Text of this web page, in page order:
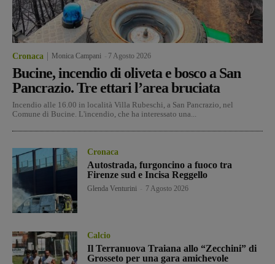
Cronaca Monica Campani 7 Agosto 2026
Bucine, incendio di oliveta e bosco a San
Pancrazio. Tre ettari l’area bruciata
Incendio alle 16.00 in località Villa Rubeschi, a San Pancrazio, nel
Comune di Bucine. L'incendio, che ha interessato una...
Cronaca
Autostrada, furgoncino a fuoco tra
Firenze sud e Incisa Reggello
Glenda Venturini 7 Agosto 2026
Calcio
Il Terranuova Traiana allo “Zecchini” di
Grosseto per una gara amichevole